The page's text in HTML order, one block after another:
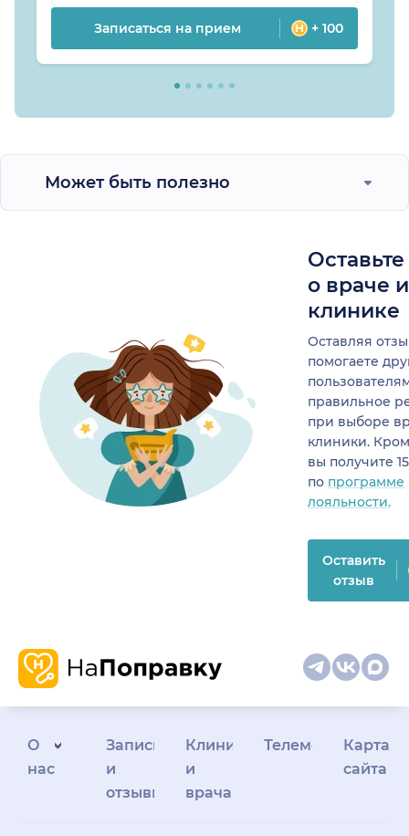
Записаться на прием + 100
Может быть полезно
о враче
клинике
Оставляя
помогаете
правильное
при выборе
клиники.
вы получите
по программе
лояльности.
Оставить
отзыв
О
нас
Запись
и
отзывы
Клиникам
и
врачам
Телемедицина
Карта
сайта